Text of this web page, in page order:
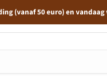
(vanaf 50 euro) en